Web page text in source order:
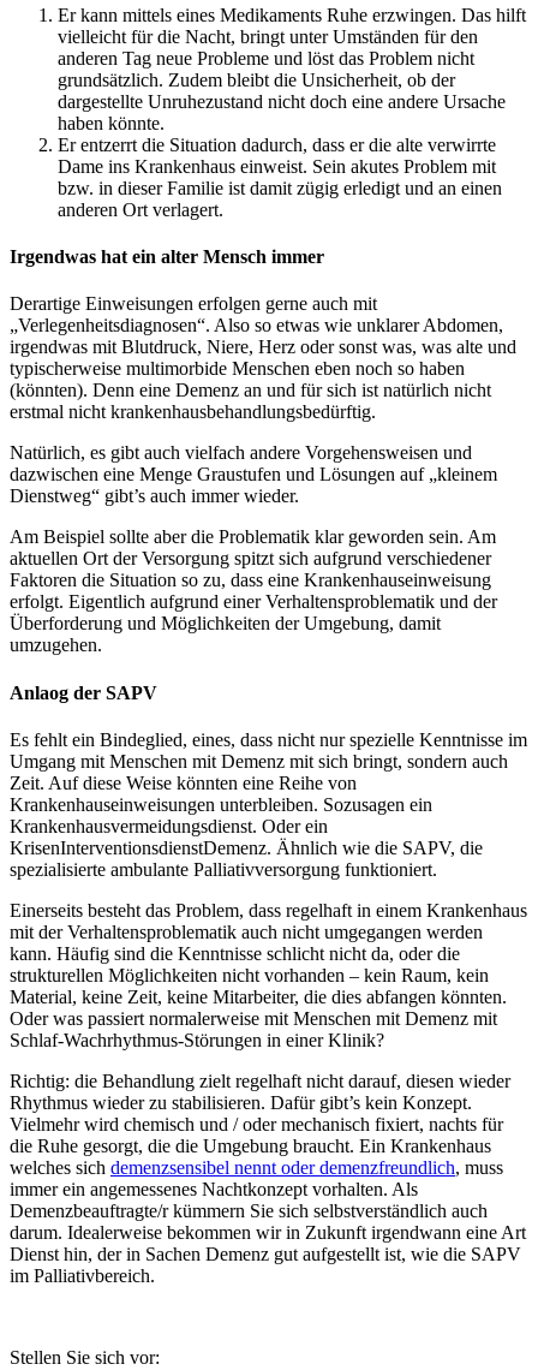
Er kann mittels eines Medikaments Ruhe erzwingen. Das hilft
vielleicht für die Nacht, bringt unter Umständen für den
anderen Tag neue Probleme und löst das Problem nicht
grundsätzlich. Zudem bleibt die Unsicherheit, ob der
dargestellte Unruhezustand nicht doch eine andere Ursache
haben könnte.
Er entzerrt die Situation dadurch, dass er die alte verwirrte
Dame ins Krankenhaus einweist. Sein akutes Problem mit
bzw. in dieser Familie ist damit zügig erledigt und an einen
anderen Ort verlagert.
Irgendwas hat ein alter Mensch immer
Derartige Einweisungen erfolgen gerne auch mit
„Verlegenheitsdiagnosen“. Also so etwas wie unklarer Abdomen,
irgendwas mit Blutdruck, Niere, Herz oder sonst was, was alte und
typischerweise multimorbide Menschen eben noch so haben
(könnten). Denn eine Demenz an und für sich ist natürlich nicht
erstmal nicht krankenhausbehandlungsbedürftig.
Natürlich, es gibt auch vielfach andere Vorgehensweisen und
dazwischen eine Menge Graustufen und Lösungen auf „kleinem
Dienstweg“ gibt’s auch immer wieder.
Am Beispiel sollte aber die Problematik klar geworden sein. Am
aktuellen Ort der Versorgung spitzt sich aufgrund verschiedener
Faktoren die Situation so zu, dass eine Krankenhauseinweisung
erfolgt. Eigentlich aufgrund einer Verhaltensproblematik und der
Überforderung und Möglichkeiten der Umgebung, damit
umzugehen.
Anlaog der SAPV
Es fehlt ein Bindeglied, eines, dass nicht nur spezielle Kenntnisse im
Umgang mit Menschen mit Demenz mit sich bringt, sondern auch
Zeit. Auf diese Weise könnten eine Reihe von
Krankenhauseinweisungen unterbleiben. Sozusagen ein
Krankenhausvermeidungsdienst. Oder ein
KrisenInterventionsdienstDemenz. Ähnlich wie die SAPV, die
spezialisierte ambulante Palliativversorgung funktioniert.
Einerseits besteht das Problem, dass regelhaft in einem Krankenhaus
mit der Verhaltensproblematik auch nicht umgegangen werden
kann. Häufig sind die Kenntnisse schlicht nicht da, oder die
strukturellen Möglichkeiten nicht vorhanden – kein Raum, kein
Material, keine Zeit, keine Mitarbeiter, die dies abfangen könnten.
Oder was passiert normalerweise mit Menschen mit Demenz mit
Schlaf-Wachrhythmus-Störungen in einer Klinik?
Richtig: die Behandlung zielt regelhaft nicht darauf, diesen wieder
Rhythmus wieder zu stabilisieren. Dafür gibt’s kein Konzept.
Vielmehr wird chemisch und / oder mechanisch fixiert, nachts für
die Ruhe gesorgt, die die Umgebung braucht. Ein Krankenhaus
welches sich demenzsensibel nennt oder demenzfreundlich, muss
immer ein angemessenes Nachtkonzept vorhalten. Als
Demenzbeauftragte/r kümmern Sie sich selbstverständlich auch
darum. Idealerweise bekommen wir in Zukunft irgendwann eine Art
Dienst hin, der in Sachen Demenz gut aufgestellt ist, wie die SAPV
im Palliativbereich.
Stellen Sie sich vor: